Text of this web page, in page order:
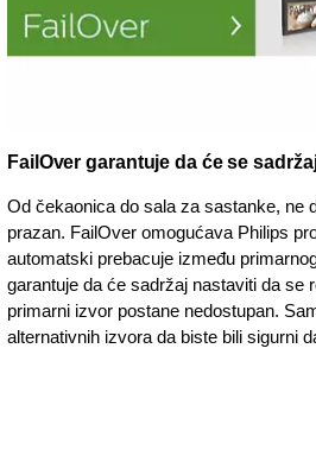
FailOver garantuje da će se
Od čekaonica do sala za sastanke, ne
prazan. FailOver omogućava Philips
automatski prebacuje između
garantuje da će sadržaj nastaviti da se
primarni izvor postane nedostupan.
alternativnih izvora da biste bili sigurni